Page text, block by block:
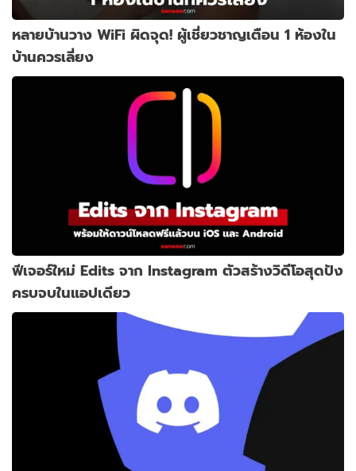
หลายบ้านวาง WiFi ผิดจุด! ผู้เชี่ยวชาญเตือน 1 ห้องใน
บ้านควรเลี่ยง
ฟีเจอร์ใหม่ Edits จาก Instagram ตัวสร้างวิดีโอสุดปัง
ครบจบในแอปเดียว